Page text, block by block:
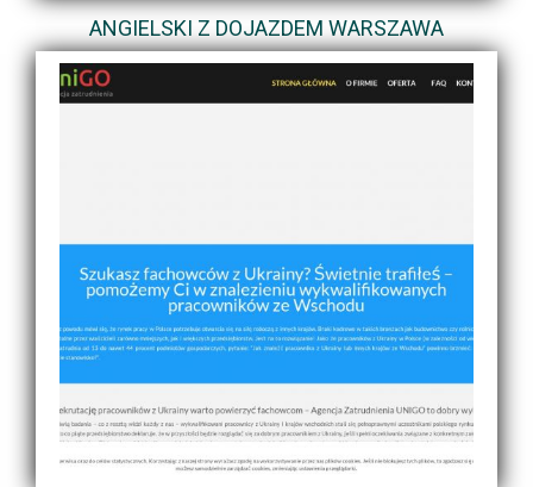
ANGIELSKI Z DOJAZDEM WARSZAWA